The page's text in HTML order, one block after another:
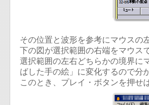
その位置と波形を参考にマウスの
下の図が選択範囲の右端をマウス
選択範囲の左右どちらかの境界に
ばした手の絵」に変化するので分
このとき、プレイ・ボタンを押せ